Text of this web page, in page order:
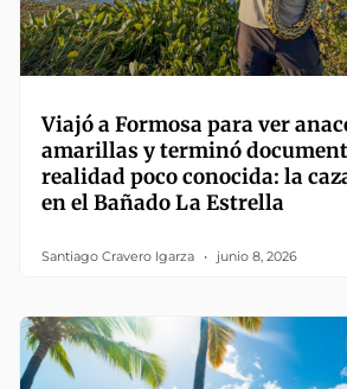
Viajó a Formosa para ver
amarillas y terminó
realidad poco conocida: la
en el Bañado La Estrella
Santiago Cravero Igarza junio 8, 2026